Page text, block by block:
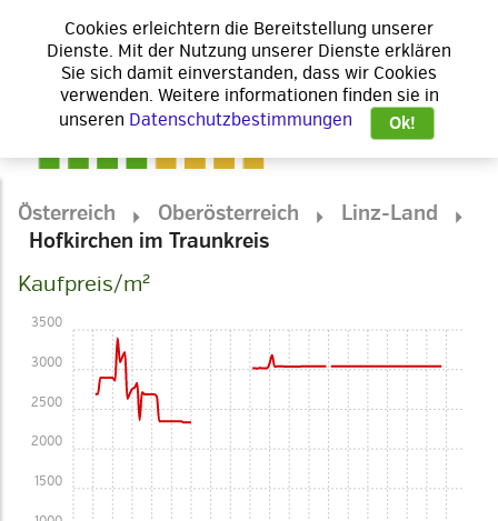
Österreich Oberösterreich
Linz-Land
Hofkirchen im Traunkreis
Kaufpreis/m²
1500
2000
2500
3000
3500
Cookies erleichtern die Bereitstellung unserer
Dienste. Mit der Nutzung unserer Dienste erklären
Sie sich damit einverstanden, dass wir Cookies
verwenden. Weitere informationen finden sie in
unseren Datenschutzbestimmungen Ok!